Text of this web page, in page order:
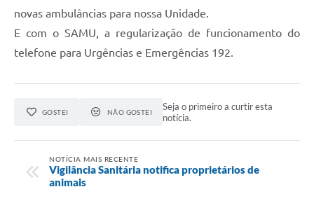
novas ambulâncias para nossa Unidade.
E com o SAMU, a regularização de funcionamento do
telefone para Urgências e Emergências 192.
GOSTEI NÃO GOSTEI
Seja o primeiro a curtir esta
notícia.
NOTÍCIA MAIS RECENTE
Vigilância Sanitária notifica proprietários de
animais